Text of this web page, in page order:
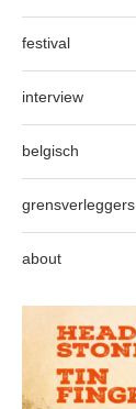
festival
interview
belgisch
grensverleggers
about